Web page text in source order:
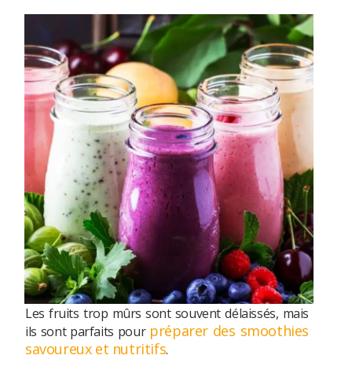
Les fruits trop mûrs sont souvent délaissés, mais
ils sont parfaits pour préparer des smoothies
savoureux et nutritifs.